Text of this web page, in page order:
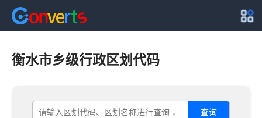
衡水市乡级行政区划代码
查询